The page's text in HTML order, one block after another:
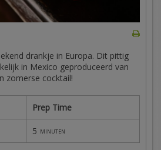
drankje in Europa. Dit pittig
in Mexico geproduceerd van
zomerse cocktail!
Prep Time
5 minuten